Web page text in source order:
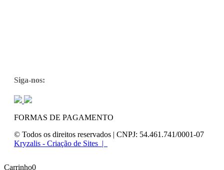
Siga-nos:
FORMAS DE PAGAMENTO
© Todos os direitos reservados | CNPJ: 54.461.741/0001-07
Kryzalis - Criação de Sites |
Carrinho0